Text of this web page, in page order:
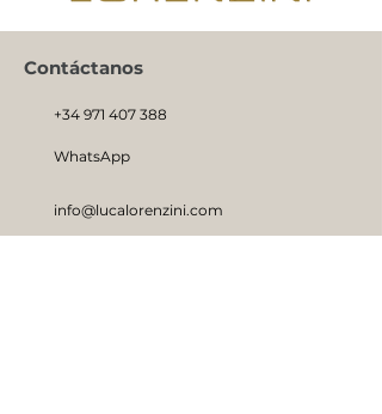
Contáctanos
+34 971 407 388
WhatsApp
info@lucalorenzini.com